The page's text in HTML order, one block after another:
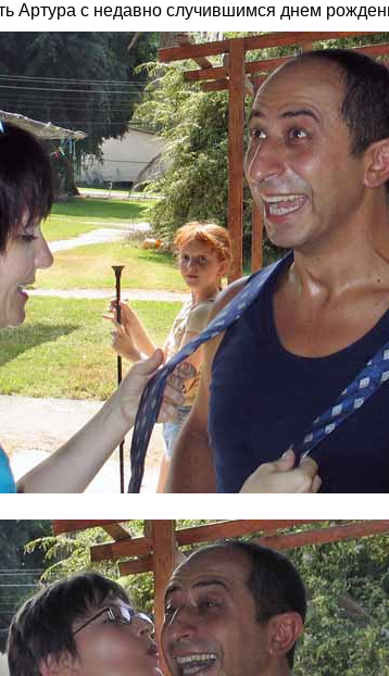
Артура с недавно случившимся днем